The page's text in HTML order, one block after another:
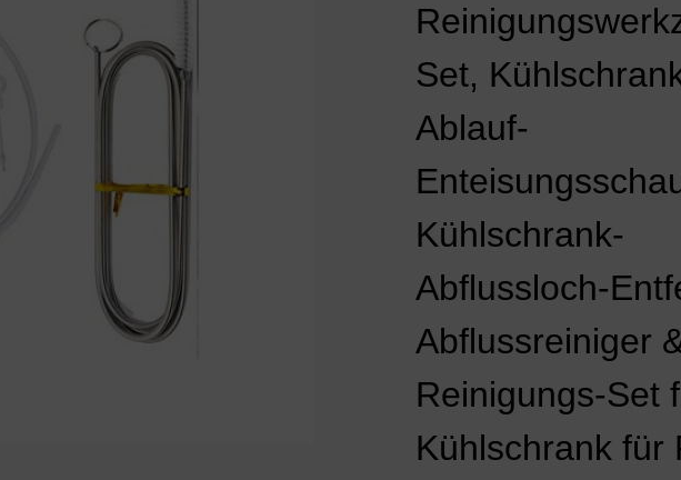
Set,
Ablauf-
Kühlschrank-
Abflussloch-
Abflussreiniger
Reinigungs-Set
Kühlschrank für